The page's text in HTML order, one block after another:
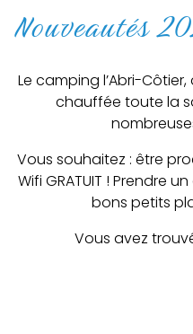
Nouveautés
Le camping l’Abri-
chauffée toute la
Vous souhaitez : être
Wifi GRATUIT ! Prendre
bons petits
Vous avez